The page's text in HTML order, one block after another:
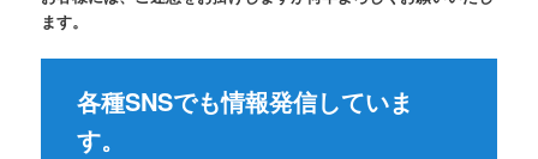
ます。
各種SNSでも情報発信していま
す。